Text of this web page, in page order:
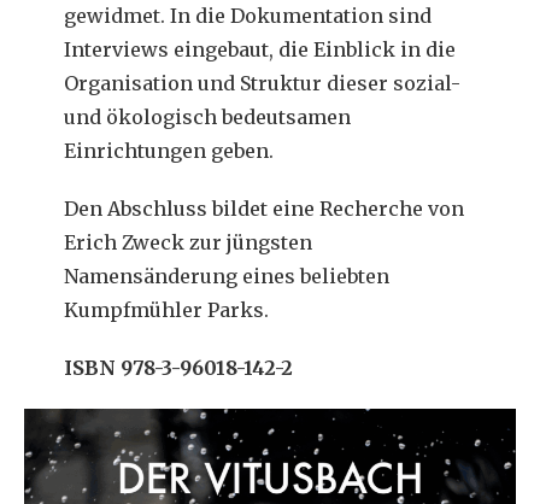
gewidmet. In die Dokumentation sind
Interviews eingebaut, die Einblick in die
Organisation und Struktur dieser sozial-
und ökologisch bedeutsamen
Einrichtungen geben.
Den Abschluss bildet eine Recherche von
Erich Zweck zur jüngsten
Namensänderung eines beliebten
Kumpfmühler Parks.
ISBN 978-3-96018-142-2